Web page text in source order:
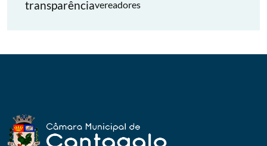
transparênciavereadores